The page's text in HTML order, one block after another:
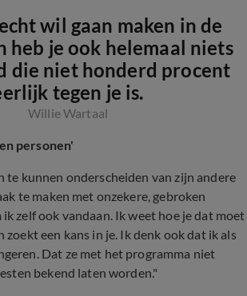
wil gaan maken in de
heb je ook helemaal niets
die niet honderd procent
tegen je is.
Willie Wartaal
personen'
te kunnen onderscheiden van zijn andere
te maken met onzekere, gebroken
zelf ook vandaan. Ik weet hoe je dat moet
zoekt een kans in je. Ik denk ook dat ik als
Dat ze met het programma niet
bekend laten worden."